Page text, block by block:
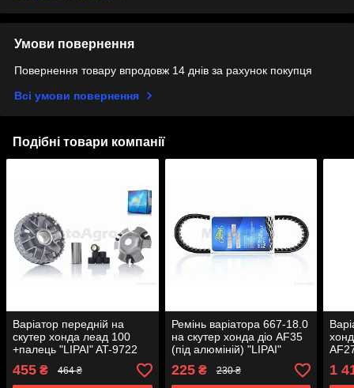
Умови повернення
Повернення товару впродовж 14 днів за рахунок покупця
Всі умови повернення
Подібні товари компанії
Варіатор передній на
скутер хонда леад 100
+палець "LIPAI" AT-9722
455 ₴ 464 ₴
Ремінь варіатора 667-18.0
на скутер хонда діо AF35
(під алюміній) "LIPAI"
225₴ 230 ₴ 1